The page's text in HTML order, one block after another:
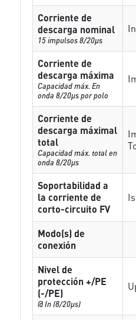
Corriente de
descarga nominal
15 impulsos 8/20µs
In
Corriente de
descarga máxima
Capacidad máx. En
onda 8/20µs por polo
Corriente de
descarga máximal
total
Capacidad máx. total en
onda 8/20µs
Soportabilidad a
la corriente de
corto-circuito FV
Modo(s) de
conexión
Nivel de
protección +/PE
(-/PE)
@ In (8/20µs)